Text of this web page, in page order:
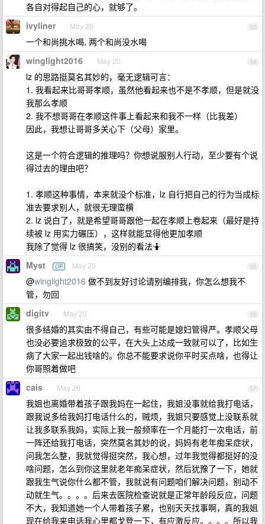
各自对得起自己的心，就够了。
53
ivyliner May 20
一个和尚挑水喝, 两个和尚没水喝
54
winglight2016 May 20
lz 的思路挺莫名其妙的，毫无逻辑可言：
1. 我看起来比哥哥孝顺，虽然他看起来也不是不孝顺，但是就没
我那么孝顺
2. 我不想哥哥在孝顺这件事上看起来和我不一样（比我差）
因此，我想让哥哥多关心下（父母）家里。
这是一个符合逻辑的推理吗？你想说服别人行动，至少要有个说
得过去的理由吧？
1. 孝顺这种事情，本来就没个标准，lz 自行把自己的行为当成标
准去要求别人，就很无理蛮横
2. lz 说白了，就是希望哥哥跟他一起在孝顺上卷起来（最好是持
续被 lz 用实力碾压），这样就能显得他更加孝顺
我除了觉得 lz 很搞笑，没别的看法🤷
55
Myst OP May 20
@winglight2016 做不到友好讨论请别编排我，你怎么想我不
管，勿回
56
digitv May 20
很多结婚的其实由不得自己，有些可能是媳妇管得严。孝顺父母
也没必要追求极致的公平，在大头上达成一致就可以了，比如生
病了大家一起出钱啥的。你总不能要求说你平时买点啥，也得让
你哥照着做吧
57
cais May 20
我姐也离婚带着孩子跟我妈在一起住，我姐没事就给我打电话，
跟我说多给我妈打电话什么的，贼烦，我姐只要感觉上没联系就
让我多联系我妈，实际上我一般频率在一个月能打一次电话，前
一阵还给我打电话，突然莫名其妙的说，妈妈有老年痴呆症状，
问我怎么整，我就觉得挺突然，我心想，过年我觉得都挺好的没
啥问题，怎么到你这里就老年痴呆症状，然后犹豫了一下，她就
跟我生气说你什么都不管，我就说有问题咱们解决问题，别动不
动就生气。。。。后来去医院检查说就是正常年龄段反应，问题
不大，我知道她一个人带着孩子累，也别天天找事啊，真的我姐
现在给我来电话我心里都戈登一下，有应激反应。。。。所以我